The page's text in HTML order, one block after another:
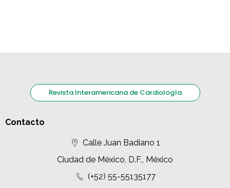
Revista Interamericana de Cardiología
Contacto
Calle Juan Badiano 1
Ciudad de México, D.F., México
(+52) 55-55135177